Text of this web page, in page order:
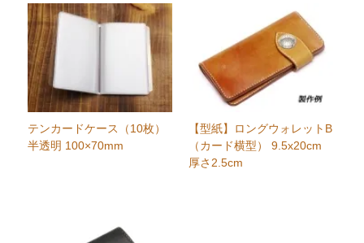
テンカードケース（10枚）
半透明 100×70mm
【型紙】ロングウォレットB
（カード横型） 9.5x20cm
厚さ2.5cm